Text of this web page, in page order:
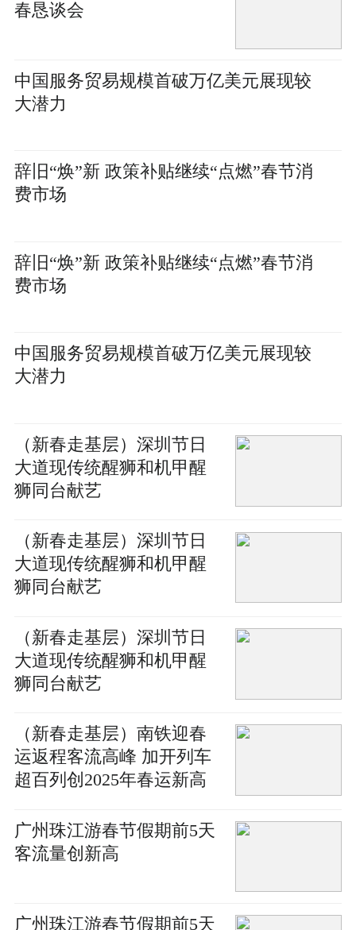
春恳谈会
中国服务贸易规模首破万亿美元展现较
大潜力
辞旧“焕”新 政策补贴继续“点燃”春节消
费市场
辞旧“焕”新 政策补贴继续“点燃”春节消
费市场
中国服务贸易规模首破万亿美元展现较
大潜力
（新春走基层）深圳节日
大道现传统醒狮和机甲醒
狮同台献艺
（新春走基层）深圳节日
大道现传统醒狮和机甲醒
狮同台献艺
（新春走基层）深圳节日
大道现传统醒狮和机甲醒
狮同台献艺
（新春走基层）南铁迎春
运返程客流高峰 加开列车
超百列创2025年春运新高
广州珠江游春节假期前5天
客流量创新高
广州珠江游春节假期前5天